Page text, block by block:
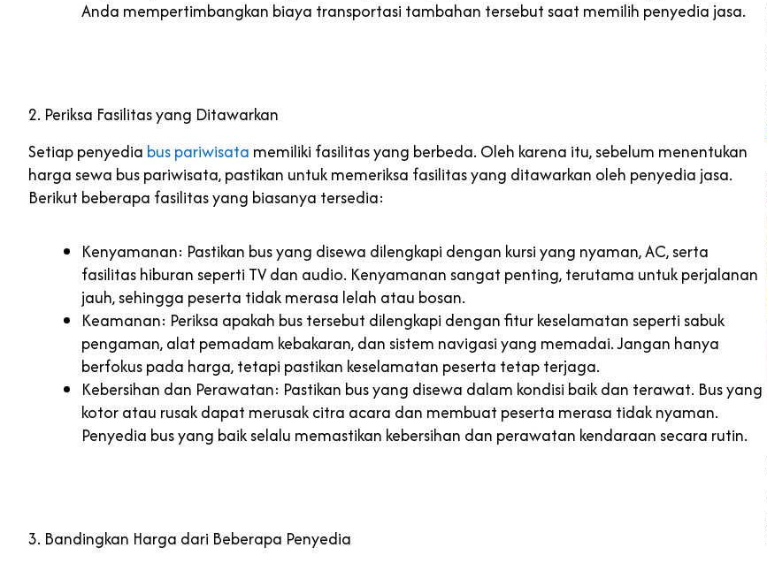
Anda mempertimbangkan biaya transportasi tambahan tersebut saat memilih penyedia jasa.
2. Periksa Fasilitas yang Ditawarkan
Setiap penyedia bus pariwisata memiliki fasilitas yang berbeda. Oleh karena itu, sebelum menentukan
harga sewa bus pariwisata, pastikan untuk memeriksa fasilitas yang ditawarkan oleh penyedia jasa.
Berikut beberapa fasilitas yang biasanya tersedia:
Kenyamanan: Pastikan bus yang disewa dilengkapi dengan kursi yang nyaman, AC, serta
fasilitas hiburan seperti TV dan audio. Kenyamanan sangat penting, terutama untuk perjalanan
jauh, sehingga peserta tidak merasa lelah atau bosan.
Keamanan: Periksa apakah bus tersebut dilengkapi dengan fitur keselamatan seperti sabuk
pengaman, alat pemadam kebakaran, dan sistem navigasi yang memadai. Jangan hanya
berfokus pada harga, tetapi pastikan keselamatan peserta tetap terjaga.
Kebersihan dan Perawatan: Pastikan bus yang disewa dalam kondisi baik dan terawat. Bus yang
kotor atau rusak dapat merusak citra acara dan membuat peserta merasa tidak nyaman.
Penyedia bus yang baik selalu memastikan kebersihan dan perawatan kendaraan secara rutin.
3. Bandingkan Harga dari Beberapa Penyedia